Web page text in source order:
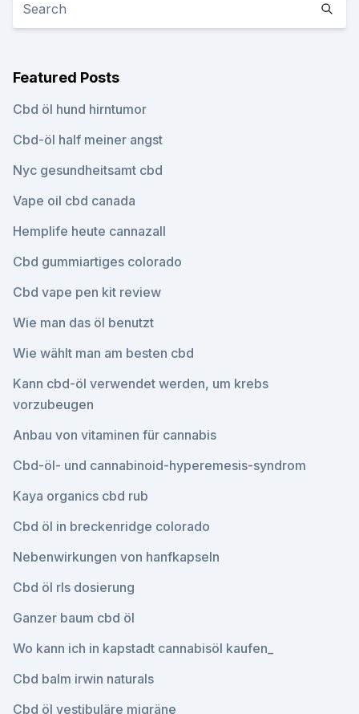
Featured Posts
Cbd öl hund hirntumor
Cbd-öl half meiner angst
Nyc gesundheitsamt cbd
Vape oil cbd canada
Hemplife heute cannazall
Cbd gummiartiges colorado
Cbd vape pen kit review
Wie man das öl benutzt
Wie wählt man am besten cbd
Kann cbd-öl verwendet werden, um krebs
vorzubeugen
Anbau von vitaminen für cannabis
Cbd-öl- und cannabinoid-hyperemesis-syndrom
Kaya organics cbd rub
Cbd öl in breckenridge colorado
Nebenwirkungen von hanfkapseln
Cbd öl rls dosierung
Ganzer baum cbd öl
Wo kann ich in kapstadt cannabisöl kaufen_
Cbd balm irwin naturals
Cbd öl vestibuläre migräne